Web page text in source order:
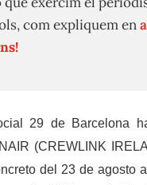
com expliquem en
29 de Barcelona
(CREWLINK
del 23 de agosto